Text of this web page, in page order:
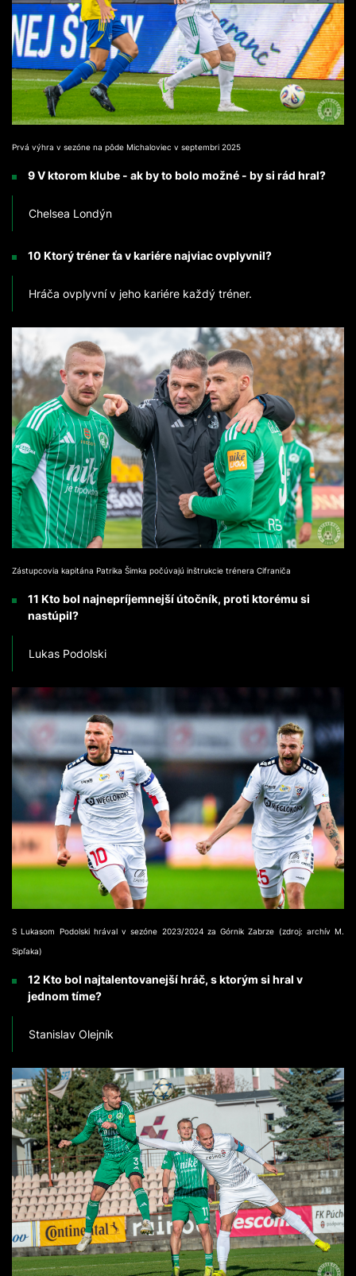
Prvá výhra v sezóne na pôde Michaloviec v septembri 2025
9 V ktorom klube - ak by to bolo možné - by si rád hral?
Chelsea Londýn
10 Ktorý tréner ťa v kariére najviac ovplyvnil?
Hráča ovplyvní v jeho kariére každý tréner.
Zástupcovia kapitána Patrika Šimka počúvajú inštrukcie trénera Cifraniča
11 Kto bol najnepríjemnejší útočník, proti ktorému si
nastúpil?
Lukas Podolski
S Lukasom Podolski hrával v sezóne 2023/2024 za Górnik Zabrze (zdroj: archív M.
Sipľaka)
12 Kto bol najtalentovanejší hráč, s ktorým si hral v
jednom tíme?
Stanislav Olejník